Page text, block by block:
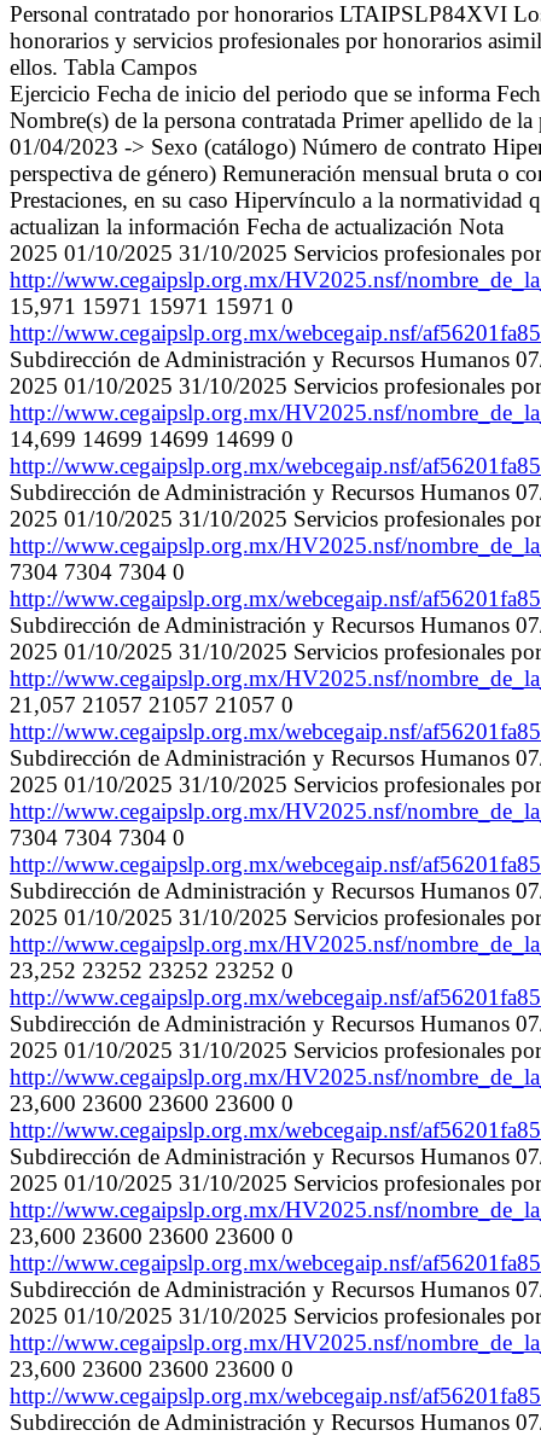
Personal contratado por honorarios LTAIPSLP84XVI
honorarios y servicios profesionales por honorarios
ellos. Tabla Campos
Ejercicio Fecha de inicio del periodo que se informa
Nombre(s) de la persona contratada Primer apellido de
01/04/2023 -> Sexo (catálogo) Número de contrato
perspectiva de género) Remuneración mensual bruta o
Prestaciones, en su caso Hipervínculo a la normatividad
actualizan la información Fecha de actualización Nota
2025 01/10/2025 31/10/2025 Servicios profesionales
http://www.cegaipslp.org.mx/HV2025.nsf/
15,971 15971 15971 15971 0
http://www.cegaipslp.org.mx/webcegaip.nsf/
Subdirección de Administración y Recursos Humanos
2025 01/10/2025 31/10/2025 Servicios profesionales
http://www.cegaipslp.org.mx/HV2025.nsf/
14,699 14699 14699 14699 0
http://www.cegaipslp.org.mx/webcegaip.nsf/
Subdirección de Administración y Recursos Humanos
2025 01/10/2025 31/10/2025 Servicios profesionales
http://www.cegaipslp.org.mx/HV2025.nsf/
7304 7304 7304 0
http://www.cegaipslp.org.mx/webcegaip.nsf/
Subdirección de Administración y Recursos Humanos
2025 01/10/2025 31/10/2025 Servicios profesionales
http://www.cegaipslp.org.mx/HV2025.nsf/
21,057 21057 21057 21057 0
http://www.cegaipslp.org.mx/webcegaip.nsf/
Subdirección de Administración y Recursos Humanos
2025 01/10/2025 31/10/2025 Servicios profesionales
http://www.cegaipslp.org.mx/HV2025.nsf/
7304 7304 7304 0
http://www.cegaipslp.org.mx/webcegaip.nsf/
Subdirección de Administración y Recursos Humanos
2025 01/10/2025 31/10/2025 Servicios profesionales
http://www.cegaipslp.org.mx/HV2025.nsf/
23,252 23252 23252 23252 0
http://www.cegaipslp.org.mx/webcegaip.nsf/
Subdirección de Administración y Recursos Humanos
2025 01/10/2025 31/10/2025 Servicios profesionales
http://www.cegaipslp.org.mx/HV2025.nsf/
23,600 23600 23600 23600 0
http://www.cegaipslp.org.mx/webcegaip.nsf/
Subdirección de Administración y Recursos Humanos
2025 01/10/2025 31/10/2025 Servicios profesionales
http://www.cegaipslp.org.mx/HV2025.nsf/
23,600 23600 23600 23600 0
http://www.cegaipslp.org.mx/webcegaip.nsf/
Subdirección de Administración y Recursos Humanos
2025 01/10/2025 31/10/2025 Servicios profesionales
http://www.cegaipslp.org.mx/HV2025.nsf/
23,600 23600 23600 23600 0
http://www.cegaipslp.org.mx/webcegaip.nsf/
Subdirección de Administración y Recursos Humanos